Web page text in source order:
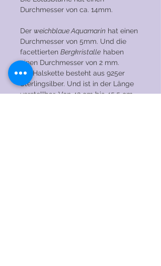
Durchmesser von ca. 14mm.
Der weichblaue Aquamarin hat einen
Durchmesser von 5mm. Und die
facettierten Bergkristalle haben
einen Durchmesser von 2 mm.
Die Halskette besteht aus 925er
Sterlingsilber. Und ist in der Länge
verstellbar. Von 43 cm bis 45,5 cm.